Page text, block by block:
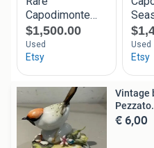
Vintage
Pezzato.
€ 6,00